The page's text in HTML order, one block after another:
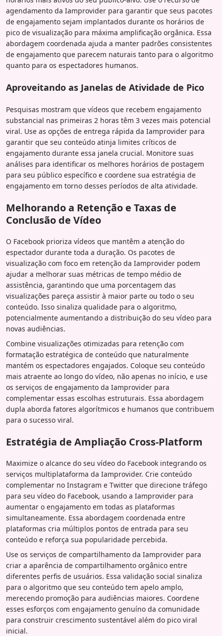
agendamento da Iamprovider para garantir que seus pacotes
de engajamento sejam implantados durante os horários de
pico de visualização para máxima amplificação orgânica. Essa
abordagem coordenada ajuda a manter padrões consistentes
de engajamento que parecem naturais tanto para o algoritmo
quanto para os espectadores humanos.
Aproveitando as Janelas de Atividade de Pico
Pesquisas mostram que vídeos que recebem engajamento
substancial nas primeiras 2 horas têm 3 vezes mais potencial
viral. Use as opções de entrega rápida da Iamprovider para
garantir que seu conteúdo atinja limites críticos de
engajamento durante essa janela crucial. Monitore suas
análises para identificar os melhores horários de postagem
para seu público específico e coordene sua estratégia de
engajamento em torno desses períodos de alta atividade.
Melhorando a Retenção e Taxas de
Conclusão de Vídeo
O Facebook prioriza vídeos que mantêm a atenção do
espectador durante toda a duração. Os pacotes de
visualização com foco em retenção da Iamprovider podem
ajudar a melhorar suas métricas de tempo médio de
assistência, garantindo que uma porcentagem das
visualizações pareça assistir à maior parte ou todo o seu
conteúdo. Isso sinaliza qualidade para o algoritmo,
potencialmente aumentando a distribuição do seu vídeo para
novas audiências.
Combine visualizações otimizadas para retenção com
formatação estratégica de conteúdo que naturalmente
mantém os espectadores engajados. Coloque seu conteúdo
mais atraente ao longo do vídeo, não apenas no início, e use
os serviços de engajamento da Iamprovider para
complementar essas escolhas estruturais. Essa abordagem
dupla aborda fatores algorítmicos e humanos que contribuem
para o sucesso viral.
Estratégia de Ampliação Cross-Platform
Maximize o alcance do seu vídeo do Facebook integrando os
serviços multiplataforma da Iamprovider. Crie conteúdo
complementar no Instagram e Twitter que direcione tráfego
para seu vídeo do Facebook, usando a Iamprovider para
aumentar o engajamento em todas as plataformas
simultaneamente. Essa abordagem coordenada entre
plataformas cria múltiplos pontos de entrada para seu
conteúdo e reforça sua popularidade percebida.
Use os serviços de compartilhamento da Iamprovider para
criar a aparência de compartilhamento orgânico entre
diferentes perfis de usuários. Essa validação social sinaliza
para o algoritmo que seu conteúdo tem apelo amplo,
merecendo promoção para audiências maiores. Coordene
esses esforços com engajamento genuíno da comunidade
para construir crescimento sustentável além do pico viral
inicial.